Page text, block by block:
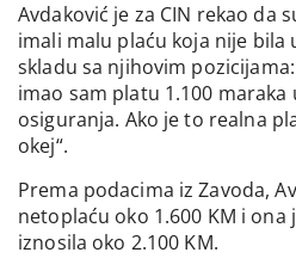
Avdaković je za CIN rekao da
imali malu plaću koja nije bila
skladu sa njihovim pozicijama:
imao sam platu 1.100
osiguranja. Ako je to realna
okej“.
Prema podacima iz Zavoda,
netoplaću oko 1.600 KM i ona
iznosila oko 2.100 KM.